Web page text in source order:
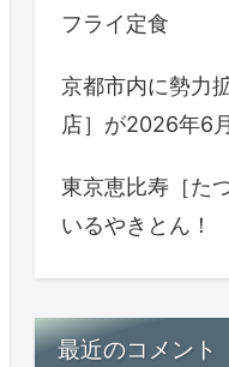
フライ定食
京都市内に勢力
店］が2026年6
東京恵比寿［た
いるやきとん！
最近のコメント